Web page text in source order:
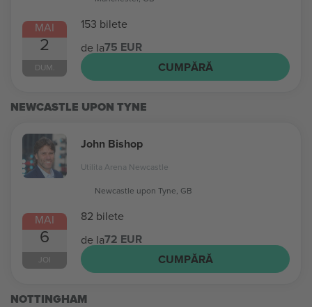
MAI
2
DUM.
153 bilete
de la75 EUR
CUMPĂRĂ
NEWCASTLE UPON TYNE
MAI
6
JOI
John Bishop
Utilita Arena Newcastle
Newcastle upon Tyne, GB
82 bilete
de la72 EUR
CUMPĂRĂ
NOTTINGHAM